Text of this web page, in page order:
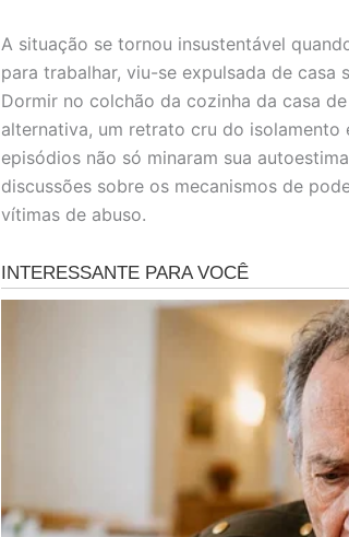
A situação se tornou insustentável
para trabalhar, viu-se expulsada de casa
Dormir no colchão da cozinha da casa
alternativa, um retrato cru do isolamento
episódios não só minaram sua
discussões sobre os mecanismos de
vítimas de abuso.